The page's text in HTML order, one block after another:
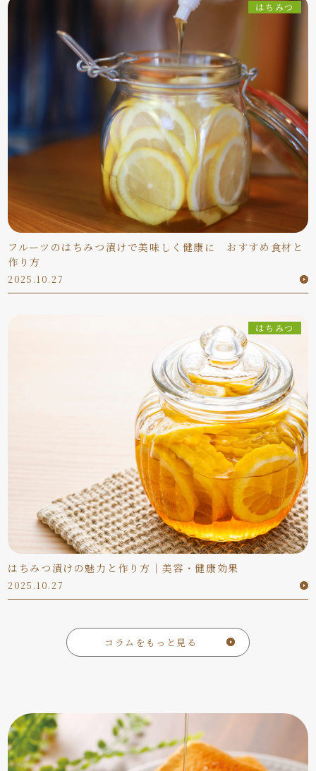
はちみつ
フルーツのはちみつ漬けで美味しく健康に おすすめ食材と
作り方
2025.10.27
はちみつ
はちみつ漬けの魅力と作り方｜美容・健康効果
2025.10.27
コラムをもっと見る